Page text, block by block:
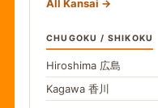
All Kansai
CHUGOKU / SHIKOKU
Hiroshima 広島
Kagawa 香川